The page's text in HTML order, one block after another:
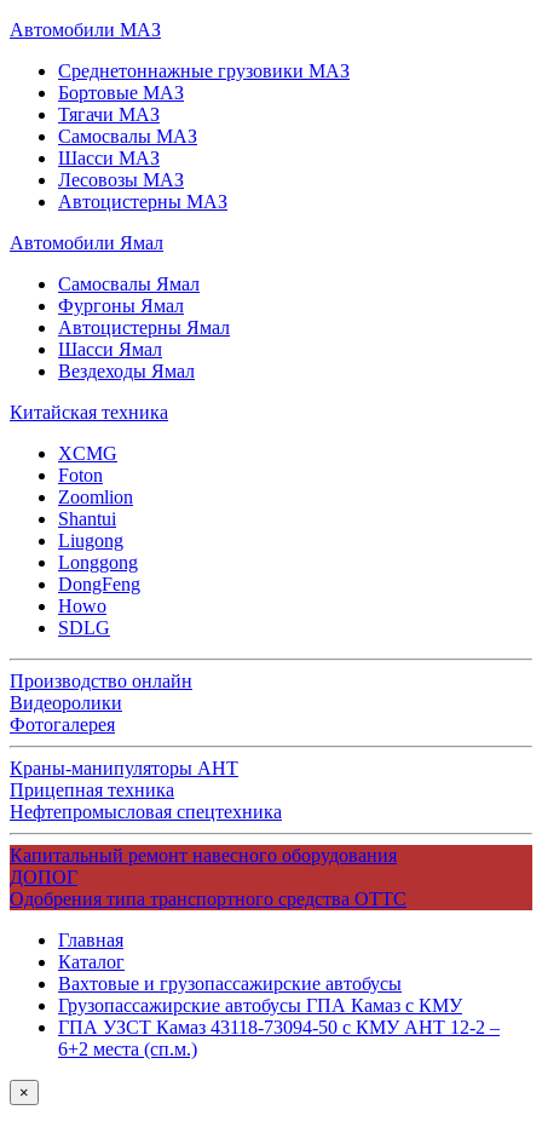
Автомобили МАЗ
Среднетоннажные грузовики МАЗ
Бортовые МАЗ
Тягачи МАЗ
Самосвалы МАЗ
Шасси МАЗ
Лесовозы МАЗ
Автоцистерны МАЗ
Автомобили Ямал
Самосвалы Ямал
Фургоны Ямал
Автоцистерны Ямал
Шасси Ямал
Вездеходы Ямал
Китайская техника
XCMG
Foton
Zoomlion
Shantui
Liugong
Longgong
DongFeng
Howo
SDLG
Производство онлайн
Видеоролики
Фотогалерея
Краны-манипуляторы АНТ
Прицепная техника
Нефтепромысловая спецтехника
Капитальный ремонт навесного оборудования
ДОПОГ
Одобрения типа транспортного средства ОТТС
Главная
Каталог
Вахтовые и грузопассажирские автобусы
Грузопассажирские автобусы ГПА Камаз с КМУ
ГПА УЗСТ Камаз 43118-73094-50 с КМУ АНТ 12-2 –
6+2 места (сп.м.)
×